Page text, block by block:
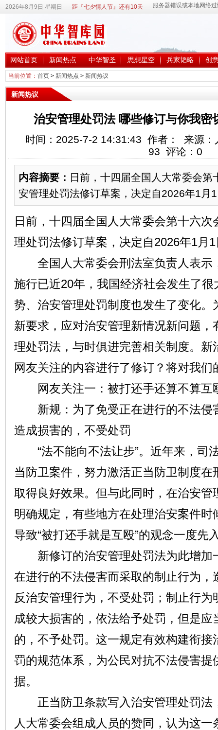
2026年8月9日 星期日 距『七夕情人节』还有10天
网站首页 新闻热点 中华智圣 思想星空 兵家韬略 创
当前位置： 首页> 新闻热点 > 新闻热议
新闻热议
治安管理处罚法 哪些修订与你我密
时间：2025-7-2 14:31:43 作者： 来源
93 评论： 0
内容摘要： 日前，十四届全国人大常委会第
安管理处罚法修订草案，决定自2026年1月
日前，十四届全国人大常委会第十六
理处罚法修订草案，决定自2026年1月
全国人大常委会刑法室负责人表示
施行已近20年，我国经济社会发生了
势、治安管理处罚制度也发生了变化。
新要求，应对治安管理新情况新问题，
理处罚法，与时俱进完善相关制度。新
网友关注的内容进行了修订？将对我
网友关注一：被打还手还算不算互
新规：为了免受正在进行的不法侵
造成损害的，不受处罚
“法不能向不法让步”。近年来，司
当防卫案件，努力激活正当防卫制度在
取得良好效果。但与此同时，在治安管
明确规定，有些地方在处理治安案件时
导致“被打还手就是互殴”的观念一度先
新修订的治安管理处罚法为此增加
在进行的不法侵害而采取的制止行为，
反治安管理行为，不受处罚；制止行
成较大损害的，依法给予处罚，但是应
的，不予处罚。这一规定有效构建衔接
罚的规范体系，为公民对抗不法侵害提
据。
正当防卫条款写入治安管理处罚法
人大常委会组成人员的赞同，认为这